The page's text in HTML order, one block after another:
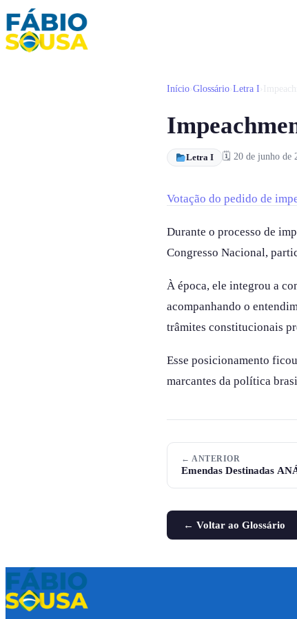
Início Glossário Letra I
Letra I 🗓 20 de junho de
Votação do pedido de
Durante o processo de
Congresso Nacional,
À época, ele integrou a
acompanhando o
trâmites constitucionais
Esse posicionamento
marcantes da política
← ANTERIOR
Emendas Destinadas
← Voltar ao Glossário